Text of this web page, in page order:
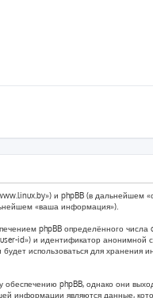
и phpBB (в дальнейшем
«ваша информация»).
phpBB определённого
id») и идентификатор анонимной
использоваться для
phpBB, однако они
информации являются данные,